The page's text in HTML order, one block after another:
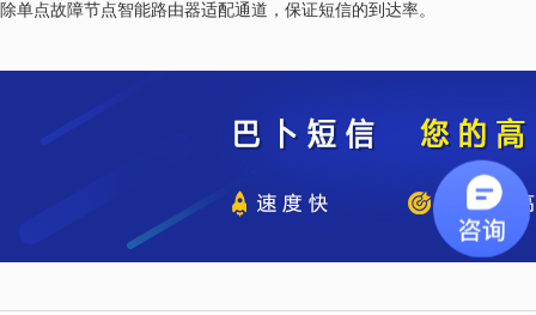
除单点故障节点智能路由器适配通道，保证短信的到达率。